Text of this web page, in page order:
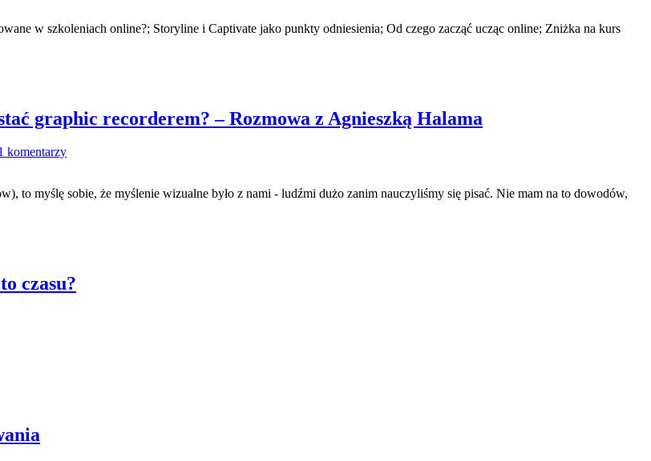
w szkoleniach online?; Storyline i Captivate jako punkty odniesienia; Od czego zacząć ucząc online; Zniżka na kurs
graphic recorderem? – Rozmowa z Agnieszką Halama
komentarzy
to myślę sobie, że myślenie wizualne było z nami - ludźmi dużo zanim nauczyliśmy się pisać. Nie mam na to dowodów,
czasu?